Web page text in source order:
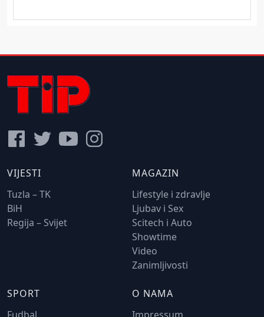
VIJESTI
Tuzla – TK
BiH
Regija – Svijet
MAGAZIN
Lifestyle i zdravlje
Ljubav i Sex
Scitech i Auto
Showtime
Video
Zanimljivosti
SPORT
O NAMA